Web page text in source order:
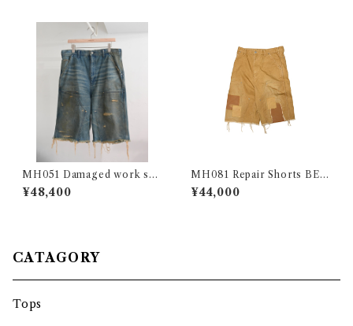
MH051 Damaged work sho
rts / DENIM
¥48,400
MH081 Repair Shorts BEI
GE
¥44,000
CATAGORY
Tops